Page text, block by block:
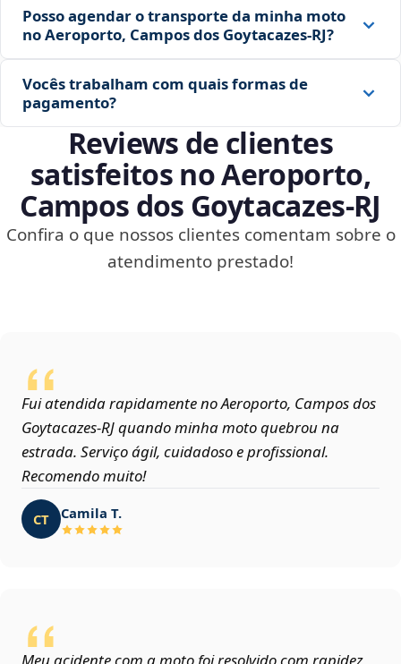
Posso agendar o transporte da minha moto
no Aeroporto, Campos dos Goytacazes‑RJ?
Vocês trabalham com quais formas de
pagamento?
Reviews de clientes
satisfeitos no Aeroporto,
Campos dos Goytacazes‑RJ
Confira o que nossos clientes comentam sobre o
atendimento prestado!
Fui atendida rapidamente no Aeroporto, Campos dos
Goytacazes‑RJ quando minha moto quebrou na
estrada. Serviço ágil, cuidadoso e profissional.
Recomendo muito!
CT Camila T.